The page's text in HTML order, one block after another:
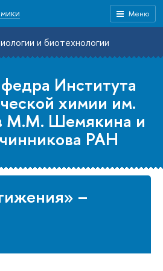
Меню
и биотехнологии
Института
химии им.
М.М. Шемякина и
РАН
–